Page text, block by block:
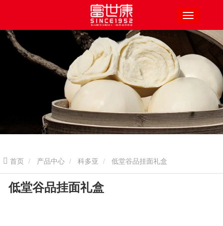
首页 产品中心 科多亚 低堂谷品挂面礼盒
低堂谷品挂面礼盒